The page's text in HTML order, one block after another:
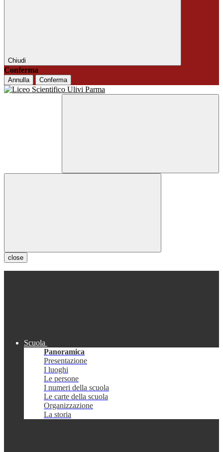
Chiudi
Conferma
Annulla Conferma
close
Scuola
Panoramica
Presentazione
I luoghi
Le persone
I numeri della scuola
Le carte della scuola
Organizzazione
La storia